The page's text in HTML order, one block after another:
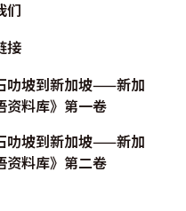
们
接
叻坡到新加坡——新加
资料库》第一卷
叻坡到新加坡——新加
资料库》第二卷